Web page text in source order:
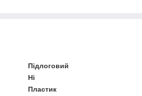
Підлоговий
Ні
Пластик